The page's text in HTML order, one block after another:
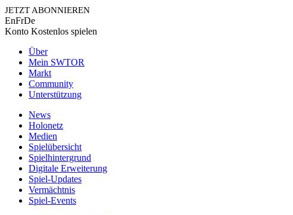
JETZT ABONNIEREN
EnFrDe
Konto Kostenlos spielen
Über
Mein SWTOR
Markt
Community
Unterstützung
News
Holonetz
Medien
Spielübersicht
Spielhintergrund
Digitale Erweiterung
Spiel-Updates
Vermächtnis
Spiel-Events